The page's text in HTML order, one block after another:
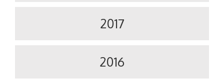
2017
2016